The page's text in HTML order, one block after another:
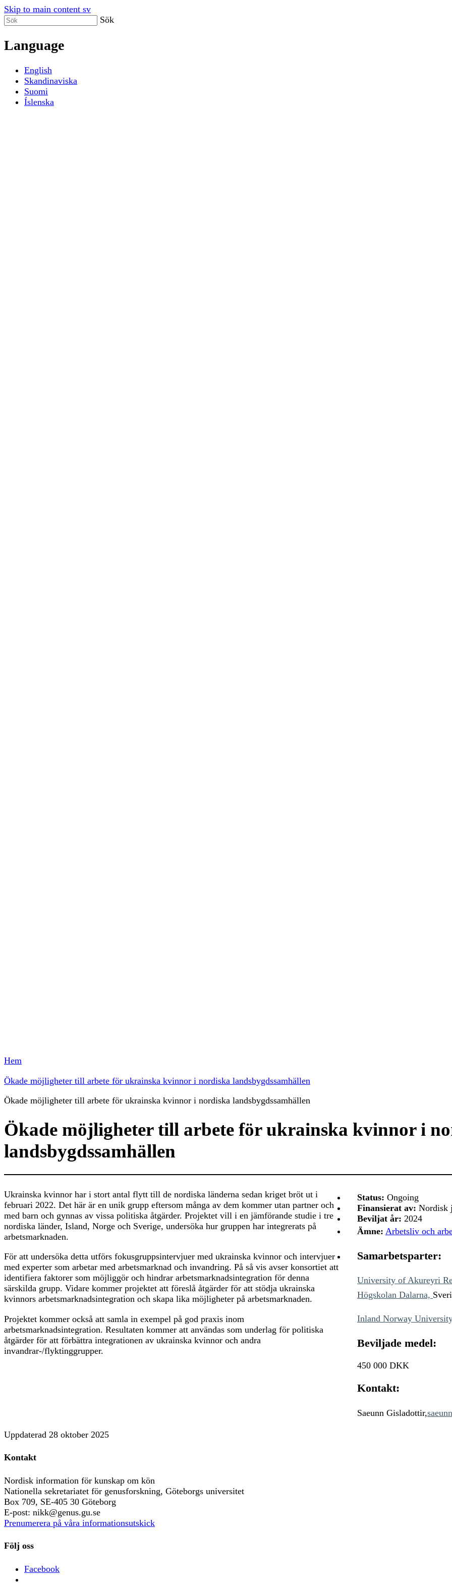
Skip to main content sv
Sök
Language
English
Skandinaviska
Suomi
Íslenska
Hem
Ökade möjligheter till arbete för ukrainska kvinnor i nordiska landsbygdssamhällen
Ökade möjligheter till arbete för ukrainska kvinnor i nordiska landsbygdssamhällen
Ökade möjligheter till arbete för ukrainska kvinnor i
landsbygdssamhällen
Ukrainska kvinnor har i stort antal flytt till de nordiska länderna sedan kriget bröt ut i
februari 2022. Det här är en unik grupp eftersom många av dem kommer utan partner och
med barn och gynnas av vissa politiska åtgärder. Projektet vill i en jämförande studie i tre
nordiska länder, Island, Norge och Sverige, undersöka hur gruppen har integrerats på
arbetsmarknaden.
För att undersöka detta utförs fokusgruppsintervjuer med ukrainska kvinnor och intervjuer
med experter som arbetar med arbetsmarknad och invandring. På så vis avser konsortiet att
identifiera faktorer som möjliggör och hindrar arbetsmarknadsintegration för denna
särskilda grupp. Vidare kommer projektet att föreslå åtgärder för att stödja ukrainska
kvinnors arbetsmarknadsintegration och skapa lika möjligheter på arbetsmarknaden.
Projektet kommer också att samla in exempel på god praxis inom
arbetsmarknadsintegration. Resultaten kommer att användas som underlag för politiska
åtgärder för att förbättra integrationen av ukrainska kvinnor och andra
invandrar-/flyktinggrupper.
Status: Ongoing
Finansierat av: Nordisk
Beviljat år: 2024
Ämne: Arbetsliv och
Samarbetsparter:
University of Akureyri
Högskolan Dalarna,
Inland Norway
Beviljade medel:
450 000 DKK
Kontakt:
Saeunn Gisladottir,
Uppdaterad 28 oktober 2025
Kontakt
Nordisk information för kunskap om kön
Nationella sekretariatet för genusforskning, Göteborgs universitet
Box 709, SE-405 30 Göteborg
E-post: nikk@genus.gu.se
Prenumerera på våra informationsutskick
Följ oss
Facebook